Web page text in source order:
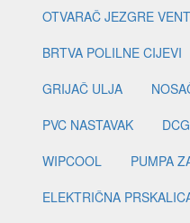
OTVARAČ JEZGRE
BRTVA POLILNE CIJEVI
GRIJAČ ULJA
PVC NASTAVAK
DCG
WIPCOOL
PUMPA
ELEKTRIČNA